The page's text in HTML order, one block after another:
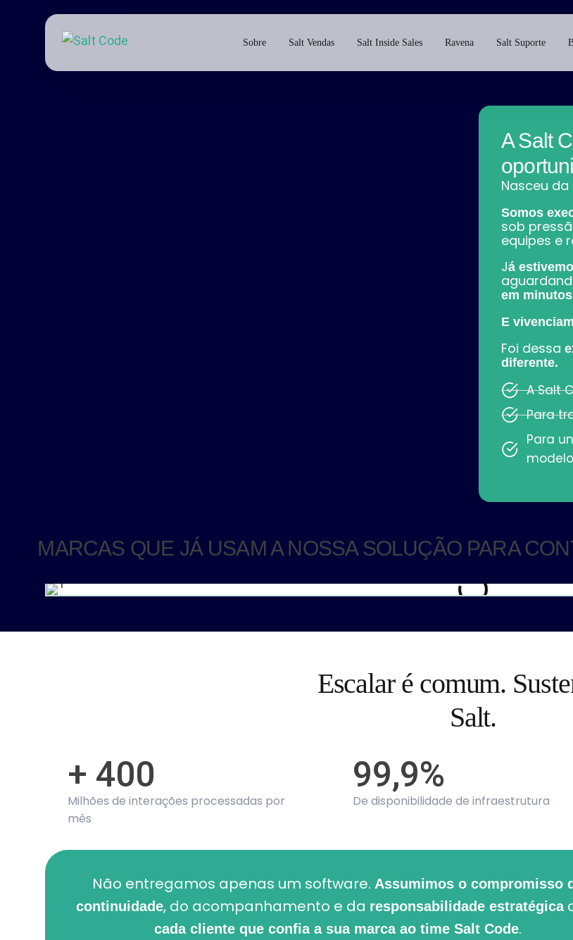
Sobre Salt Vendas Salt Inside Sales Ravena Salt Suporte
A Salt
Nasceu
Somos
sob
equipes e
Já
em
E
Foi dessa
diferente.
A Salt
Para
Para
MARCAS QUE JÁ USAM A NOSSA SOLUÇÃO PARA
Escalar é comum.
Salt.
+ 400
Milhões de interações processadas por
mês
99,9%
De disponibilidade de infraestrutura
Não entregamos apenas um software. Assumimos o compromisso
continuidade, do acompanhamento e da responsabilidade estratégica
cada cliente que confia a sua marca ao time Salt Code.